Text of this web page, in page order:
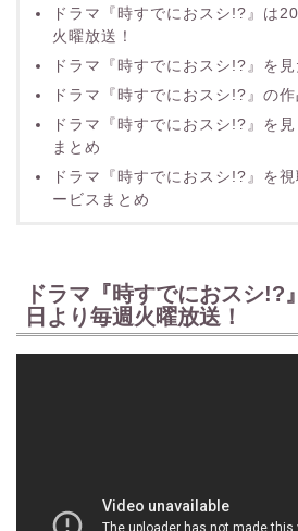
ドラマ『時すでにおスシ!?』は
火曜放送！
ドラマ『時すでにおスシ!?』を
ドラマ『時すでにおスシ!?』の
ドラマ『時すでにおスシ!?』を
まとめ
ドラマ『時すでにおスシ!?』を
ービスまとめ
ドラマ『時すでにおスシ!?
日より毎週火曜放送！